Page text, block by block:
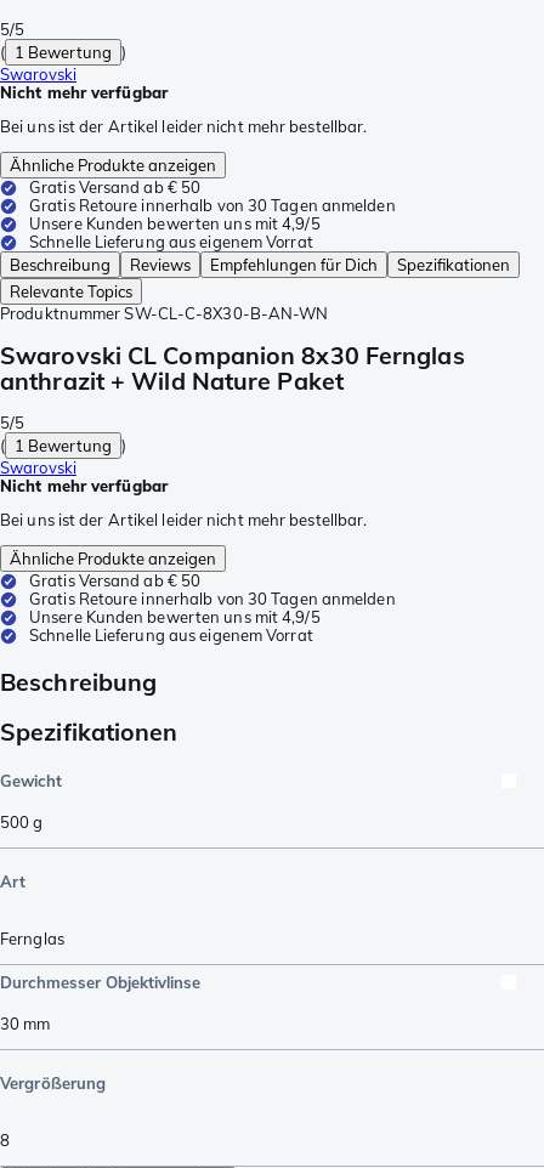
5/5
( 1 Bewertung )
Swarovski
Nicht mehr verfügbar
Bei uns ist der Artikel leider nicht mehr bestellbar.
Ähnliche Produkte anzeigen
Gratis Versand ab € 50
Gratis Retoure innerhalb von 30 Tagen anmelden
Unsere Kunden bewerten uns mit 4,9/5
Schnelle Lieferung aus eigenem Vorrat
Beschreibung
Reviews Empfehlungen für Dich
Spezifikationen
Relevante Topics
Produktnummer SW-CL-C-8X30-B-AN-WN
Swarovski CL Companion 8x30 Fernglas
anthrazit + Wild Nature Paket
5/5
( 1 Bewertung )
Swarovski
Nicht mehr verfügbar
Bei uns ist der Artikel leider nicht mehr bestellbar.
Ähnliche Produkte anzeigen
Gratis Versand ab € 50
Gratis Retoure innerhalb von 30 Tagen anmelden
Unsere Kunden bewerten uns mit 4,9/5
Schnelle Lieferung aus eigenem Vorrat
Beschreibung
Spezifikationen
Gewicht
500g
Art
Fernglas
Durchmesser Objektivlinse
30 mm
Vergrößerung
8